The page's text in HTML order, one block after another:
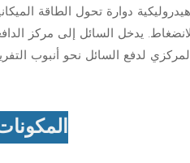
دوارة تحول الطاقة
يدخل السائل إلى مركز
لدفع السائل نحو أنبوب